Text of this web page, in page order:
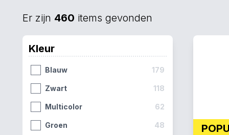
Er zijn 460 items gevonden
Kleur
Blauw 179
Zwart 118
Multicolor 62
Groen 48